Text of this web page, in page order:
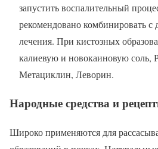
запустить воспалительный
рекомендовано комбинировать
лечения. При кистозных
калиевую и новокаиновую соль,
Метациклин, Леворин.
Народные средства и
Широко применяются для